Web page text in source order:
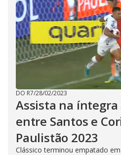
DO R7/28/02/2023
Assista na
entre Santos e
Paulistão 2023
Clássico terminou empatado